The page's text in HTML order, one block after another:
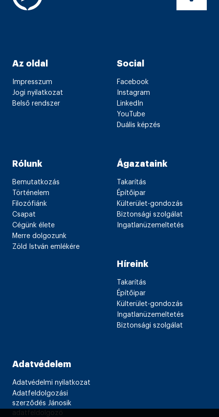
Az oldal
Impresszum
Jogi nyilatkozat
Belső rendszer
Social
Facebook
Instagram
LinkedIn
YouTube
Duális képzés
Rólunk
Bemutatkozás
Történelem
Filozófiánk
Csapat
Cégünk élete
Merre dolgozunk
Zöld István emlékére
Ágazataink
Takarítás
Építőipar
Külterület-gondozás
Biztonsági szolgálat
Ingatlanüzemeltetés
Híreink
Takarítás
Építőipar
Külterület-gondozás
Ingatlanüzemeltetés
Biztonsági szolgálat
Adatvédelem
Adatvédelmi nyilatkozat
Adatfeldolgozási
szerződés Jánosik
adatfeldolgozó